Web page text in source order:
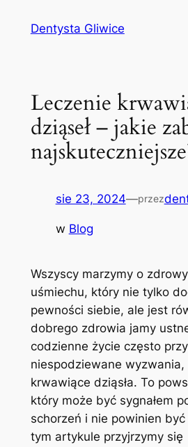
Dentysta Gliwice
Leczenie
dziąseł – jakie
sie 23, 2024—przez
w Blog
Wszyscy marzymy o
uśmiechu, który nie tylko
pewności siebie, ale jest
dobrego zdrowia jamy
codzienne życie często
niespodziewane wyzwania,
krwawiące dziąsła. To
który może być sygnałem
schorzeń i nie powinien
tym artykule przyjrzymy się